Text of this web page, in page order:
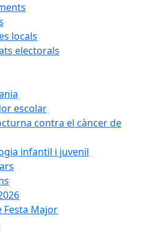
locals
electorals
escolar
contra el càncer de
infantil i juvenil
Festa Major